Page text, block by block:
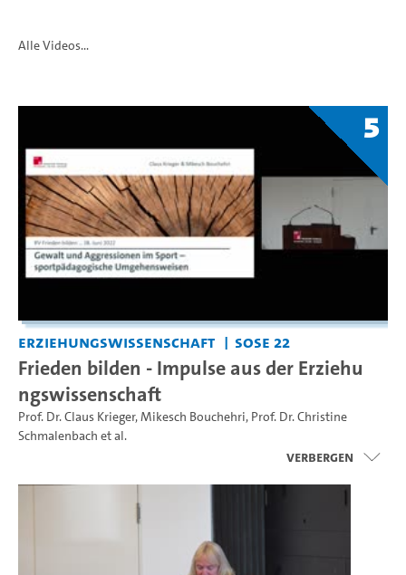
Alle Videos...
5
Erziehungswissenschaft SoSe 22
Frieden bilden - Impulse aus der Erziehu
ngswissenschaft
Prof. Dr. Claus Krieger,Mikesch Bouchehri, Prof. Dr. Christine
Schmalenbach et al.
Verbergen